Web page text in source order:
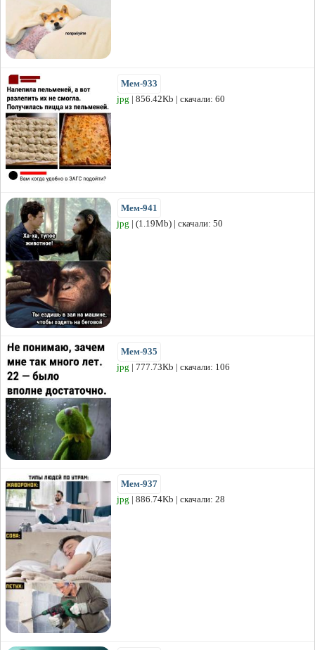
Мем-933
jpg | 856.42Kb | скачали: 60
Мем-941
jpg | (1.19Mb) | скачали: 50
Мем-935
jpg | 777.73Kb | скачали: 106
Мем-937
jpg | 886.74Kb | скачали: 28